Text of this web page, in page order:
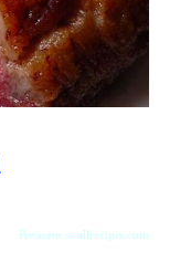
Preuzeto sa allrecipes.com